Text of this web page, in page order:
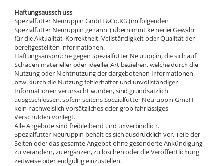
Haftungsausschluss
Spezialfutter Neuruppin GmbH &Co.KG (im folgenden
Spezialfutter Neuruppin genannt) übernimmt keinerlei Gewähr
für die Aktualität, Korrektheit, Vollständigkeit oder Qualität der
bereitgestellten Informationen.
Haftungsansprüche gegen Spezialfutter Neuruppin, die sich auf
Schäden materieller oder ideeller Art beziehen, welche durch die
Nutzung oder Nichtnutzung der dargebotenen Informationen
bzw. durch die Nutzung fehlerhafter und unvollständiger
Informationen verursacht wurden, sind grundsätzlich
ausgeschlossen, sofern seitens Spezialfutter Neuruppin GmbH
kein nachweislich vorsätzliches oder grob fahrlässiges
Verschulden vorliegt.
Alle Angebote sind freibleibend und unverbindlich.
Spezialfutter Neuruppin behält es sich ausdrücklich vor, Teile der
Seiten oder das gesamte Angebot ohne gesonderte Ankündigung
zu verändern, zu ergänzen, zu löschen oder die Veröffentlichung
zeitweise oder endgültig einzustellen.